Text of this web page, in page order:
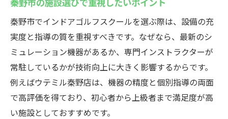
秦野市でインドアゴルフスクールを選ぶ際は、設備の充
実度と指導の質を重視すべきです。なぜなら、最新のシ
ミュレーション機器があるか、専門インストラクターが
常駐しているかが技術向上に大きく影響するからです。
例えばウテミル秦野店は、機器の精度と個別指導の両面
で高評価を得ており、初心者から上級者まで満足度が高
い施設としておすすめです。